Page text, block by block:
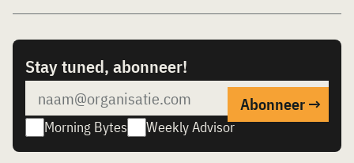
Stay tuned, abonneer!
Morning Bytes Weekly Advisor